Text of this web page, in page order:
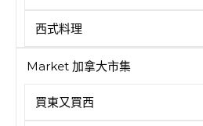
西式料理
Market 加拿大市集
買東又買西